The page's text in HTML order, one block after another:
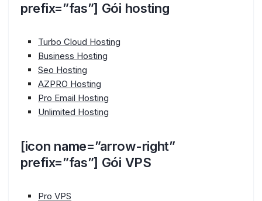
prefix=”fas”] Gói hosting
Turbo Cloud Hosting
Business Hosting
Seo Hosting
AZPRO Hosting
Pro Email Hosting
Unlimited Hosting
[icon name=”arrow-right”
prefix=”fas”] Gói VPS
Pro VPS